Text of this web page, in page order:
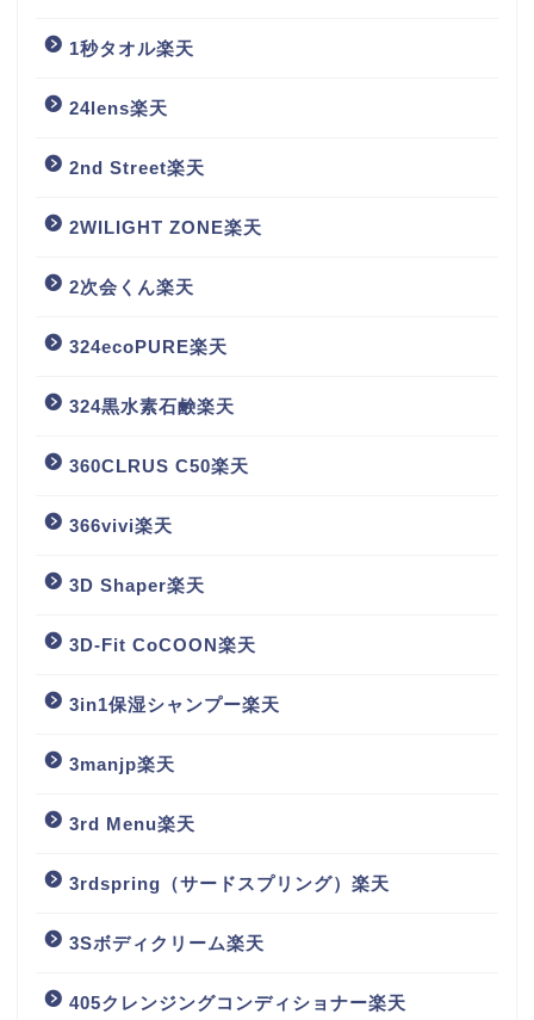
1秒タオル楽天
24lens楽天
2nd Street楽天
2WILIGHT ZONE楽天
2次会くん楽天
324ecoPURE楽天
324黒水素石鹸楽天
360CLRUS C50楽天
366vivi楽天
3D Shaper楽天
3D-Fit CoCOON楽天
3in1保湿シャンプー楽天
3manjp楽天
3rd Menu楽天
3rdspring（サードスプリング）楽天
3Sボディクリーム楽天
405クレンジングコンディショナー楽天